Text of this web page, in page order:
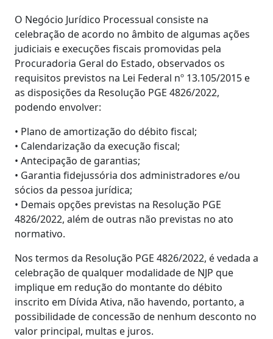
O Negócio Jurídico Processual consiste na
celebração de acordo no âmbito de algumas ações
judiciais e execuções fiscais promovidas pela
Procuradoria Geral do Estado, observados os
requisitos previstos na Lei Federal nº 13.105/2015 e
as disposições da Resolução PGE 4826/2022,
podendo envolver:
• Plano de amortização do débito fiscal;
• Calendarização da execução fiscal;
• Antecipação de garantias;
• Garantia fidejussória dos administradores e/ou
sócios da pessoa jurídica;
• Demais opções previstas na Resolução PGE
4826/2022, além de outras não previstas no ato
normativo.
Nos termos da Resolução PGE 4826/2022, é vedada a
celebração de qualquer modalidade de NJP que
implique em redução do montante do débito
inscrito em Dívida Ativa, não havendo, portanto, a
possibilidade de concessão de nenhum desconto no
valor principal, multas e juros.